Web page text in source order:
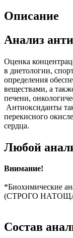
Описание
Анализ
Оценка
в диетологии,
определения
веществами, а
печени,
Антиоксиданты
перекисного
сердца.
Любой
Внимание!
*Биохимические
(СТРОГО
Состав